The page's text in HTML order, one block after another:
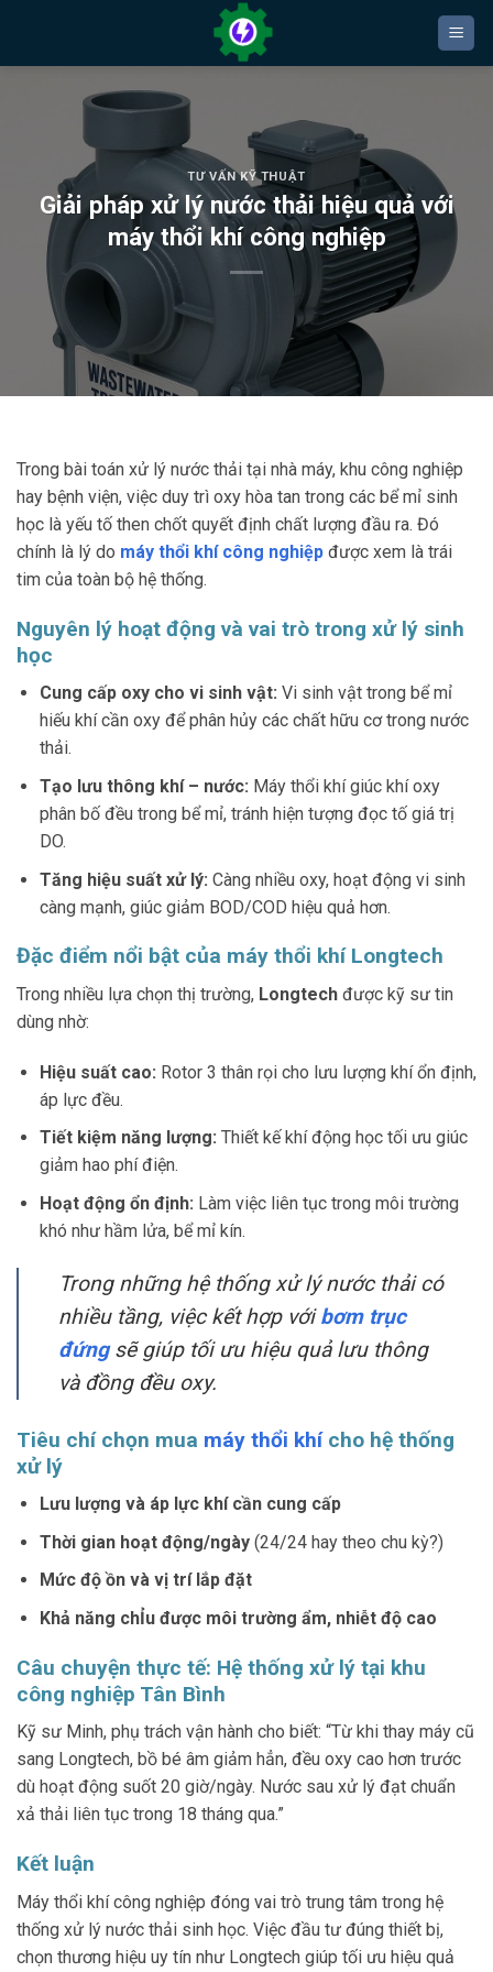
nội
TƯ VẤN KỸ THUẬT
Giải pháp xử lý nước thải hiệu quả với
máy thổi khí công nghiệp
Trong bài toán xử lý nước thải tại nhà máy, khu công nghiệp
hay bệnh viện, việc duy trì oxy hòa tan trong các bể mỉ sinh
học là yếu tố then chốt quyết định chất lượng đầu ra. Đó
chính là lý do máy thổi khí công nghiệp được xem là trái
tim của toàn bộ hệ thống.
Nguyên lý hoạt động và vai trò trong xử lý sinh
học
Cung cấp oxy cho vi sinh vật: Vi sinh vật trong bể mỉ
hiếu khí cần oxy để phân hủy các chất hữu cơ trong nước
thải.
Tạo lưu thông khí – nước: Máy thổi khí giúc khí oxy
phân bố đều trong bể mỉ, tránh hiện tượng đọc tố giá trị
DO.
Tăng hiệu suất xử lý: Càng nhiều oxy, hoạt động vi sinh
càng mạnh, giúc giảm BOD/COD hiệu quả hơn.
Đặc điểm nổi bật của máy thổi khí Longtech
Trong nhiều lựa chọn thị trường, Longtech được kỹ sư tin
dùng nhờ:
Hiệu suất cao: Rotor 3 thân rọi cho lưu lượng khí ổn định,
áp lực đều.
Tiết kiệm năng lượng: Thiết kế khí động học tối ưu giúc
giảm hao phí điện.
Hoạt động ổn định: Làm việc liên tục trong môi trường
khó như hầm lửa, bể mỉ kín.
Trong những hệ thống xử lý nước thải có
nhiều tầng, việc kết hợp vớibơm trục
đứngsẽ giúp tối ưu hiệu quả lưu thông
và đồng đều oxy.
Tiêu chí chọn mua máy thổi khícho hệ thống
xử lý
Lưu lượng và áp lực khí cần cung cấp
Thời gian hoạt động/ngày(24/24 hay theo chu kỳ?)
Mức độ ồn và vị trí lắp đặt
Khả năng chỈu được môi trường ẩm, nhiễt độ cao
Câu chuyện thực tế: Hệ thống xử lý tại khu
công nghiệp Tân Bình
Kỹ sư Minh, phụ trách vận hành cho biết: “Từ khi thay máy cũ
sang Longtech, bồ bé âm giảm hẳn, đều oxy cao hơn trước
dù hoạt động suốt 20 giờ/ngày. Nước sau xử lý đạt chuẩn
xả thải liên tục trong 18 tháng qua.”
Kết luận
Máy thổi khí công nghiệp đóng vai trò trung tâm trong hệ
thống xử lý nước thải sinh học. Việc đầu tư đúng thiết bị,
chọn thương hiệu uy tín như Longtech giúp tối ưu hiệu quả